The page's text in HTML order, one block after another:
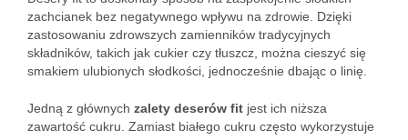
zachcianek bez negatywnego wpływu na zdrowie. Dzięki
zastosowaniu zdrowszych zamienników tradycyjnych
składników, takich jak cukier czy tłuszcz, można cieszyć się
smakiem ulubionych słodkości, jednocześnie dbając o linię.
Jedną z głównych zalety deserów fit jest ich niższa
zawartość cukru. Zamiast białego cukru często wykorzystuje